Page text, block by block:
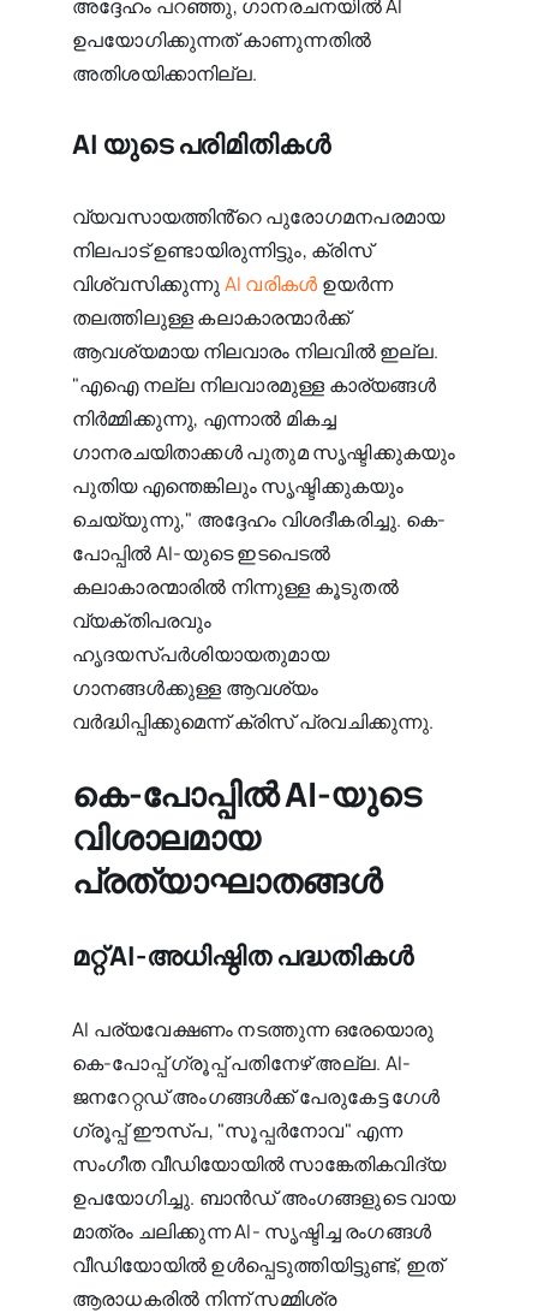
അദ്ദേഹം പറഞ്ഞു, ഗാനരചനയിൽ AI
ഉപയോഗിക്കുന്നത് കാണുന്നതിൽ
അതിശയിക്കാനില്ല.
AI യുടെ പരിമിതികൾ
വ്യവസായത്തിൻ്റെ പുരോഗമനപരമായ
നിലപാട് ഉണ്ടായിരുന്നിട്ടും, ക്രിസ്
വിശ്വസിക്കുന്നു AI വരികൾ ഉയർന്ന
തലത്തിലുള്ള കലാകാരന്മാർക്ക്
ആവശ്യമായ നിലവാരം നിലവിൽ ഇല്ല.
"എഐ നല്ല നിലവാരമുള്ള കാര്യങ്ങൾ
നിർമ്മിക്കുന്നു, എന്നാൽ മികച്ച
ഗാനരചയിതാക്കൾ പുതുമ സൃഷ്ടിക്കുകയും
പുതിയ എന്തെങ്കിലും സൃഷ്ടിക്കുകയും
ചെയ്യുന്നു," അദ്ദേഹം വിശദീകരിച്ചു. കെ-
പോപ്പിൽ AI-യുടെ ഇടപെടൽ
കലാകാരന്മാരിൽ നിന്നുള്ള കൂടുതൽ
വ്യക്തിപരവും
ഹൃദയസ്പർശിയായതുമായ
ഗാനങ്ങൾക്കുള്ള ആവശ്യം
വർദ്ധിപ്പിക്കുമെന്ന് ക്രിസ് പ്രവചിക്കുന്നു.
കെ-പോപ്പിൽ AI-യുടെ
വിശാലമായ
പ്രത്യാഘാതങ്ങൾ
മറ്റ് AI-അധിഷ്ഠിത പദ്ധതികൾ
AI പര്യവേക്ഷണം നടത്തുന്ന ഒരേയൊരു
കെ-പോപ്പ് ഗ്രൂപ്പ് പതിനേഴ് അല്ല. AI-
ജനറേറ്റഡ് അംഗങ്ങൾക്ക് പേരുകേട്ട ഗേൾ
ഗ്രൂപ്പ് ഈസ്പ, "സൂപ്പർനോവ" എന്ന
സംഗീത വീഡിയോയിൽ സാങ്കേതികവിദ്യ
ഉപയോഗിച്ചു. ബാൻഡ് അംഗങ്ങളുടെ വായ
മാത്രം ചലിക്കുന്ന AI- സൃഷ്ടിച്ച രംഗങ്ങൾ
വീഡിയോയിൽ ഉൾപ്പെടുത്തിയിട്ടുണ്ട്, ഇത്
ആരാധകരിൽ നിന്ന് സമ്മിശ്ര